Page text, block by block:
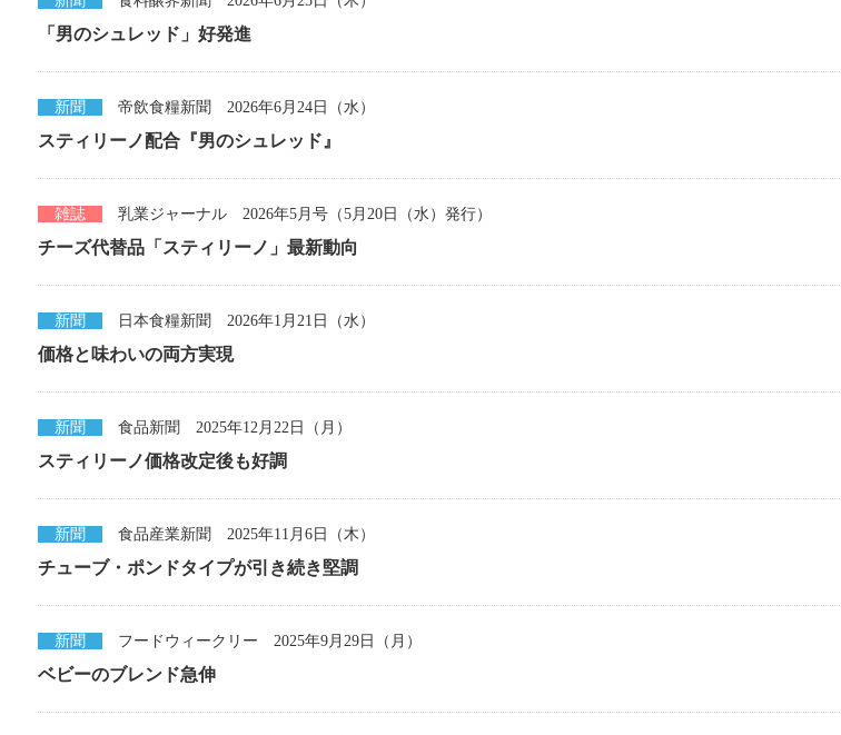
「男のシュレッド」好発進
新聞 帝飲食糧新聞 2026年6月24日（水）
スティリーノ配合『男のシュレッド』
雑誌 乳業ジャーナル 2026年5月号（5月20日（水）発行）
チーズ代替品「スティリーノ」最新動向
新聞 日本食糧新聞 2026年1月21日（水）
価格と味わいの両方実現
新聞 食品新聞 2025年12月22日（月）
スティリーノ価格改定後も好調
新聞 食品産業新聞 2025年11月6日（木）
チューブ・ポンドタイプが引き続き堅調
新聞 フードウィークリー 2025年9月29日（月）
ベビーのブレンド急伸